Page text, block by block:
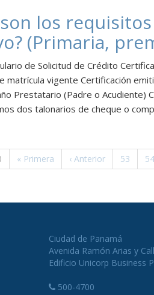
son los
(Primaria,
de Solicitud de Crédito
matrícula vigente Certificación
Prestatario (Padre o Acudiente)
dos talonarios de cheque o
« Primera ‹ Anterior 53 54
Ciudad de Panamá
Avenida Ramón Arias y
Edificio Unicorp Business
500-4700